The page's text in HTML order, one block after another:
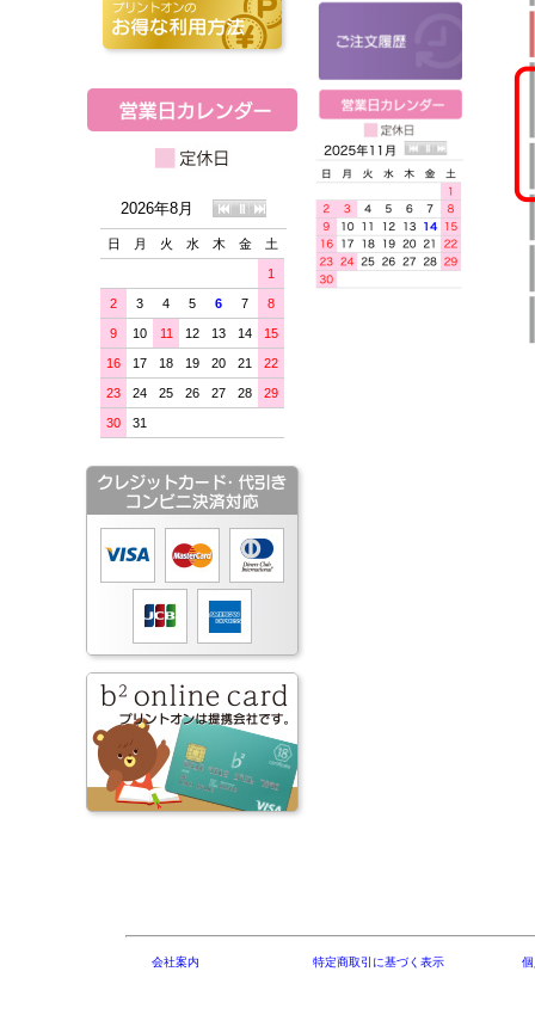
2026年8月
日 月 火 水 木 金 土
1
2 3 4 5 6 7 8
9 10 11 12 13 14 15
16 17 18 19 20 21 22
23 24 25 26 27 28 29
30 31
会社案内 特定商取引に基づく表示